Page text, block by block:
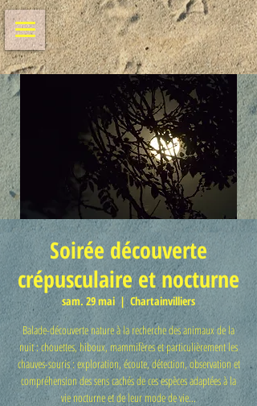
Soirée découverte
crépusculaire et nocturne
sam. 29 mai
  |
Chartainvilliers
Balade-découverte nature à la recherche des animaux de la
nuit : chouettes, hiboux, mammifères et particulièrement les
chauves-souris : exploration, écoute, détection, observation et
compréhension des sens cachés de ces espèces adaptées à la
vie nocturne et de leur mode de vie...